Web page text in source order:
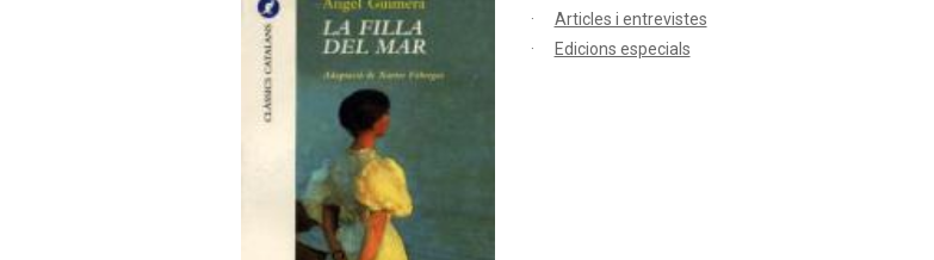
Articles i entrevistes
Edicions especials